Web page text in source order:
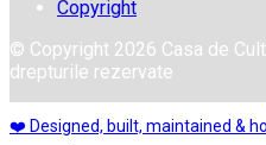
Copyright
© Copyright 2026 Casa de
drepturile rezervate
❤️ Designed, built, maintained &